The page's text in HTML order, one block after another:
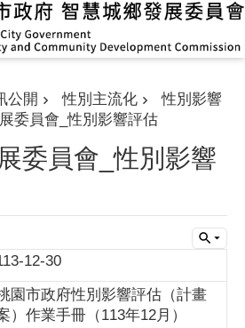
公開 性別主流化
性別影響
委員會_性別影響評估
委員會_性別影響
12-30
園市政府性別影響評估（計畫
）作業手冊（113年12月）